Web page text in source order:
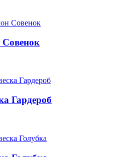
Гардероб